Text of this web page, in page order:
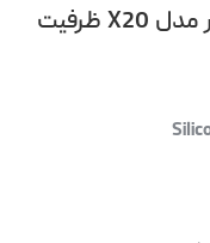
فلش مموری OTG سیلیکون پاور مدل X20 ظرفیت